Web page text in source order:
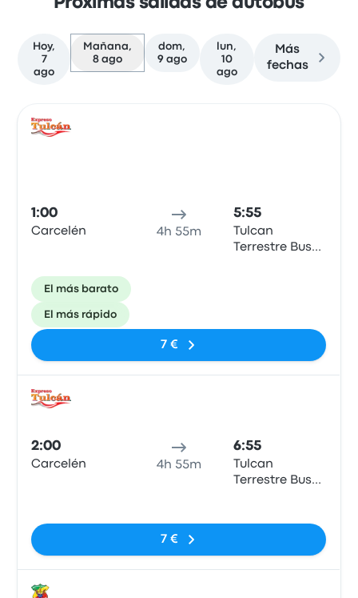
Próximas salidas de autobús
Hoy,
7
ago
Mañana,
8 ago
dom,
9 ago
lun,
10
ago
Más
fechas
1:00
Carcelén 4h 55m
5:55
Tulcan
Terrestre Bus
El más barato
El más rápido
7 €
2:00
Carcelén 4h 55m
6:55
Tulcan
Terrestre Bus
7 €